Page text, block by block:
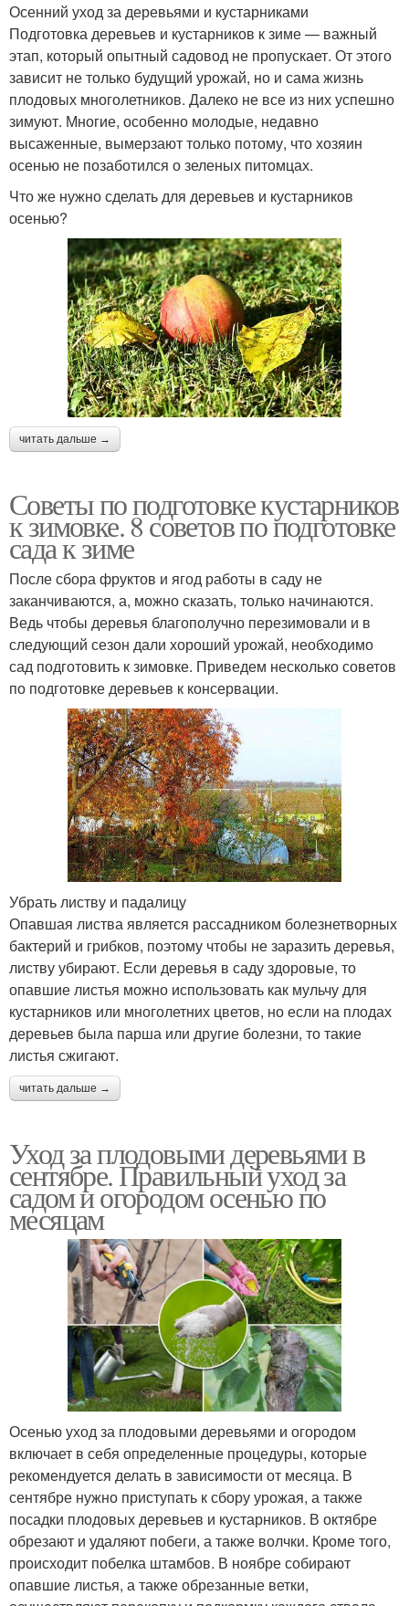
Осенний уход за деревьями и кустарниками
Подготовка деревьев и кустарников к зиме — важный
этап, который опытный садовод не пропускает. От этого
зависит не только будущий урожай, но и сама жизнь
плодовых многолетников. Далеко не все из них успешно
зимуют. Многие, особенно молодые, недавно
высаженные, вымерзают только потому, что хозяин
осенью не позаботился о зеленых питомцах.
Что же нужно сделать для деревьев и кустарников
осенью?
читать дальше →
Советы по подготовке кустарников
к зимовке. 8 советов по подготовке
сада к зиме
После сбора фруктов и ягод работы в саду не
заканчиваются, а, можно сказать, только начинаются.
Ведь чтобы деревья благополучно перезимовали и в
следующий сезон дали хороший урожай, необходимо
сад подготовить к зимовке. Приведем несколько советов
по подготовке деревьев к консервации.
Убрать листву и падалицу
Опавшая листва является рассадником болезнетворных
бактерий и грибков, поэтому чтобы не заразить деревья,
листву убирают. Если деревья в саду здоровые, то
опавшие листья можно использовать как мульчу для
кустарников или многолетних цветов, но если на плодах
деревьев была парша или другие болезни, то такие
листья сжигают.
читать дальше →
Уход за плодовыми деревьями в
сентябре. Правильный уход за
садом и огородом осенью по
месяцам
Осенью уход за плодовыми деревьями и огородом
включает в себя определенные процедуры, которые
рекомендуется делать в зависимости от месяца. В
сентябре нужно приступать к сбору урожая, а также
посадки плодовых деревьев и кустарников. В октябре
обрезают и удаляют побеги, а также волчки. Кроме того,
происходит побелка штамбов. В ноябре собирают
опавшие листья, а также обрезанные ветки,